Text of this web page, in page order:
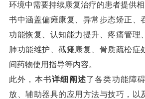
环境中需要持续康复治疗的患者提供相
书中涵盖偏瘫康复、异常步态矫正、
功能恢复、认知能力提升、疼痛管理
肺功能维护、截瘫康复、骨质疏松症
间药物使用指导等内容。
此外，本书详细阐述了各类功能障
放、辅助器具的应用方法与技巧，以